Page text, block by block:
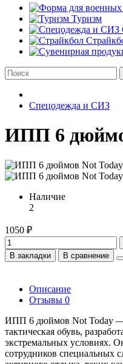
Туризм
Спецодежда и СИЗ
ИПП 6
Наличие
2
1050 ₽
В закладки
В сравнение
Описание
Отзывы 0
ИПП 6 дюймов Not Today —
тактическая обувь,
экстремальных условиях.
сотрудников специальных